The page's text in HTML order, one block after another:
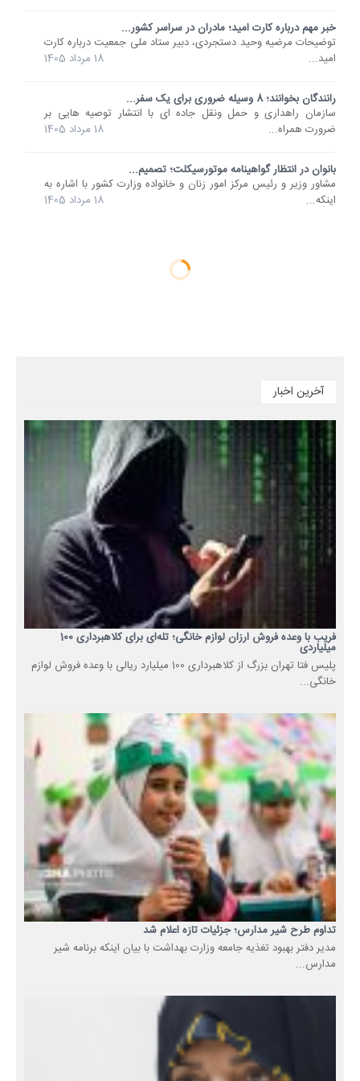
خبر مهم درباره کارت امید؛ مادران در سراسر کشور...
توضیحات مرضیه وحید دستجردی، دبیر ستاد ملی جمعیت درباره کارت
امید...
18 مرداد 1405
رانندگان بخوانند؛ 8 وسیله ضروری برای یک سفر...
سازمان راهداری و حمل ونقل جاده ای با انتشار توصیه هایی بر
ضرورت همراه...
18 مرداد 1405
بانوان در انتظار گواهینامه موتورسیکلت؛ تصمیم...
مشاور وزیر و رئیس مرکز امور زنان و خانواده وزارت کشور با اشاره به
اینکه...
18 مرداد 1405
آخرین اخبار
فریب با وعده فروش ارزان لوازم خانگی؛ تله‌ای برای کلاهبرداری 100
میلیاردی
پلیس فتا تهران بزرگ از کلاهبرداری 100 میلیارد ریالی با وعده فروش لوازم
خانگی...
تداوم طرح شیر مدارس؛ جزئیات تازه اعلام شد
مدیر دفتر بهبود تغذیه جامعه وزارت بهداشت با بیان اینکه برنامه شیر
مدارس...